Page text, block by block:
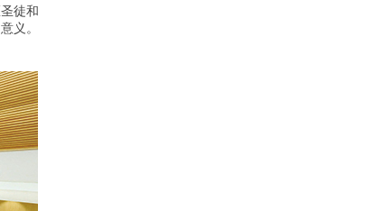
徒和
义。